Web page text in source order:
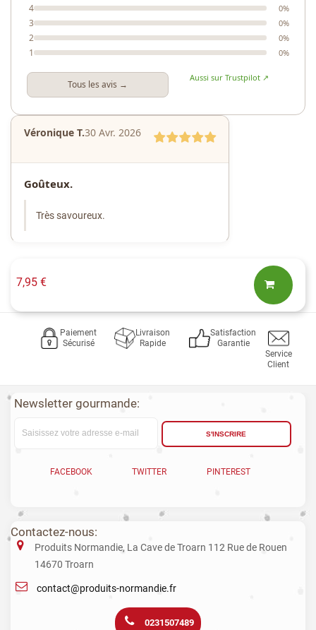
4 0%
3 0%
2 0%
1 0%
Tous les avis →
Aussi sur Trustpilot ↗
Véronique T.30 Avr. 2026
Goûteux.
Très savoureux.
7,95 €
Paiement
Sécurisé
Livraison
Rapide
Satisfaction
Garantie
Service
Client
Newsletter gourmande:
S'INSCRIRE
FACEBOOK TWITTER PINTEREST
Contactez-nous:
Produits Normandie, La Cave de Troarn 112 Rue de Rouen
14670 Troarn
contact@produits-normandie.fr
0231507489